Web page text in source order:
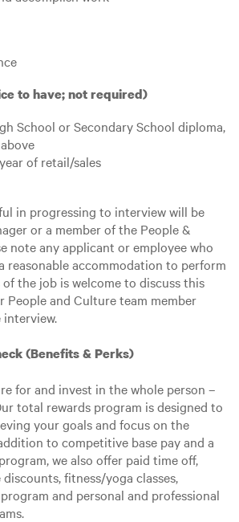
to have; not required)
School or Secondary School diploma,
of retail/sales
in progressing to interview will be
or a member of the People &
note any applicant or employee who
reasonable accommodation to perform
the job is welcome to discuss this
People and Culture team member
(Benefits & Perks)
for and invest in the whole person –
total rewards program is designed to
your goals and focus on the
to competitive base pay and a
we also offer paid time off,
fitness/yoga classes,
and personal and professional